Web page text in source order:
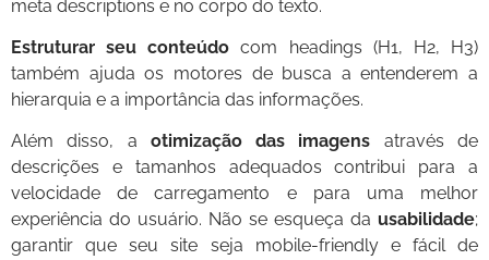
meta descriptions e no corpo do texto.
Estruturar seu conteúdo com headings (H1, H2, H3)
também ajuda os motores de busca a entenderem a
hierarquia e a importância das informações.
Além disso, a otimização das imagens através de
descrições e tamanhos adequados contribui para a
velocidade de carregamento e para uma melhor
experiência do usuário. Não se esqueça da usabilidade;
garantir que seu site seja mobile-friendly e fácil de